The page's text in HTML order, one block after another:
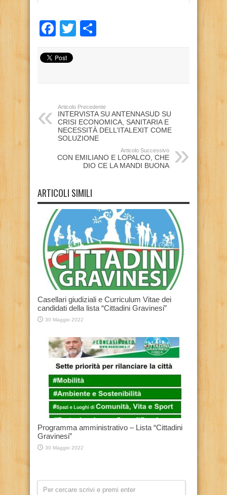
Facebook
Twitter
Articolo Precedente
INTERVISTA SU ANTENNASUD SU
CRISI ECONOMICA, SANITARIA E
NECESSITÀ DELL’ITALEXIT COME
SOLUZIONE
Articolo Successivo
CON EMILIANO E LOPALCO, CHE
DIO CE LA MANDI BUONA
ARTICOLI SIMILI
Casellari giudiziali e Curriculum Vitae dei
candidati della lista “Cittadini Gravinesi”
30 Maggio 2022
Programma amministrativo – Lista “Cittadini
Gravinesi”
30 Maggio 2022